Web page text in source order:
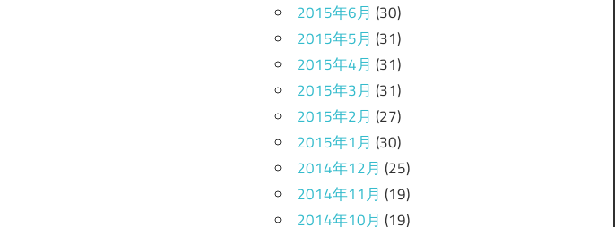
2015年6月 (30)
2015年5月 (31)
2015年4月 (31)
2015年3月 (31)
2015年2月 (27)
2015年1月 (30)
2014年12月 (25)
2014年11月 (19)
2014年10月 (19)